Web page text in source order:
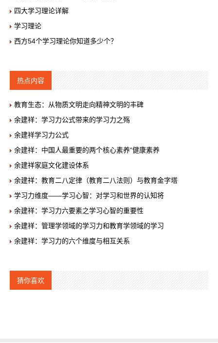
四大学习理论详解
学习理论
西方54个学习理论你知道多少个？
热点内容
教育生态：从物质文明走向精神文明的丰碑
余建祥：学习力公式带来的学习力之殇
余建祥学习力公式
余建祥：中国人最重要的两个核心素养“健康素养
余建祥家庭文化建设体系
余建祥：教育二八定律（教育二八法则）与教育金字塔
学习力维度——学习心智：对学习和世界的认知将
余建祥：学习力六要素之学习心智的重要性
余建祥：管理学领域的学习力和教育学领域的学习
余建祥：学习力的六个维度与相互关系
猜你喜欢